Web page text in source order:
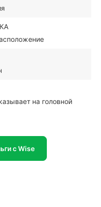
на головной
с Wise